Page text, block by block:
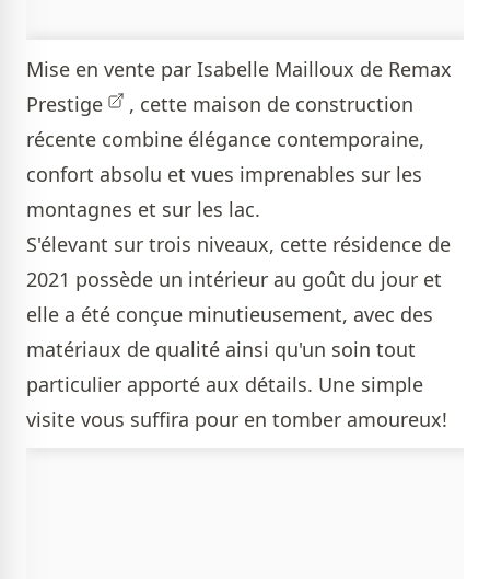
Mise en vente par Isabelle Mailloux de Remax
Prestige
, cette maison de construction
récente combine élégance contemporaine,
confort absolu et vues imprenables sur les
montagnes et sur les lac.
S'élevant sur trois niveaux, cette résidence de
2021 possède un intérieur au goût du jour et
elle a été conçue minutieusement, avec des
matériaux de qualité ainsi qu'un soin tout
particulier apporté aux détails. Une simple
visite vous suffira pour en tomber amoureux!